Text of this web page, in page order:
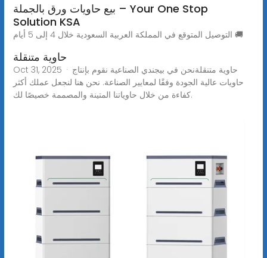
بيع حاويات ورق بالجملة – Your One Stop
Solution KSA
التوصيل المتوقع في المملكة العربية السعودية خلال 4 إلى 5 أيام 🚚
حاوية متنقلة
Oct 31, 2025 · حاوية متنقلةنحن في بيجندي الصناعية نقوم بإنتاج
حاويات عالية الجودة وفقًا لمعايير الصناعة. نحن هنا لنجعل عملك أكثر
كفاءة من خلال حاوياتنا المتينة والمصممة خصيصًا لك.